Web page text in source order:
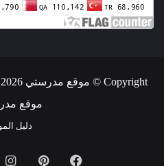
موقع
دليل
فيسبوك